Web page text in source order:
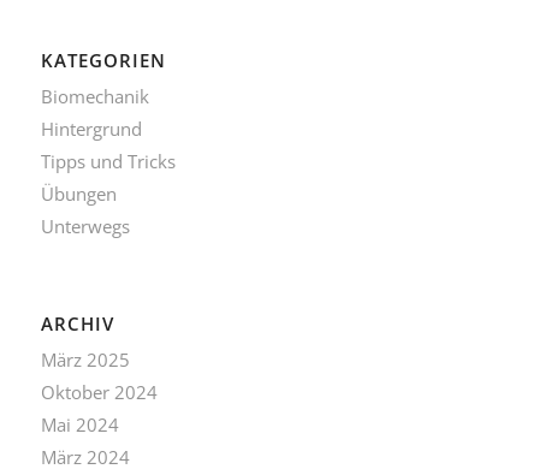
KATEGORIEN
Biomechanik
Hintergrund
Tipps und Tricks
Übungen
Unterwegs
ARCHIV
März 2025
Oktober 2024
Mai 2024
März 2024